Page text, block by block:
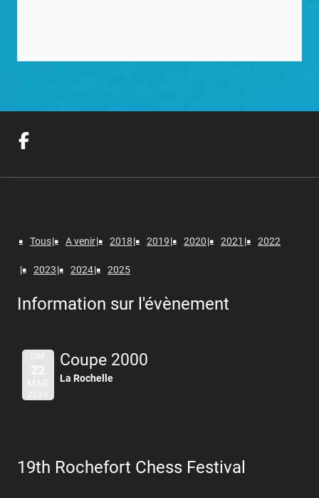
Tous A venir 2018 2019 2020 2021 2022
2023 2024 2025
Information sur l'évènement
DIM
22
MAR
2020
Coupe 2000
La Rochelle
19th Rochefort Chess Festival